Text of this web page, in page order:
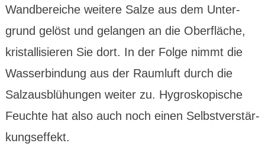
Wandbe­reiche weitere Salze aus dem Unter­
grund gelöst und gelangen an die Ober­fläche,
kristal­lisieren Sie dort. In der Folge nimmt die
Wasser­bindung aus der Raum­luft durch die
Salzaus­blü­hungen weiter zu. Hygros­kopische
Feuchte hat also auch noch einen Selbst­ver­stär­
kungs­effekt.